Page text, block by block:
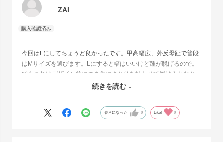
ZAI
今回はLにしてちょうど良かったです。甲高幅広、外反母趾で普段
はMサイズを選びます。Lにすると幅はいいけど踵が脱げるので。
でもこれはデザイン的につま先にゆとりを持たせて履けるかなと。
私の足長23センチ、足幅9.5、ワイズ22.5と、公式に掲載の実寸を
続きを読む
参考になった 0 Like! 0